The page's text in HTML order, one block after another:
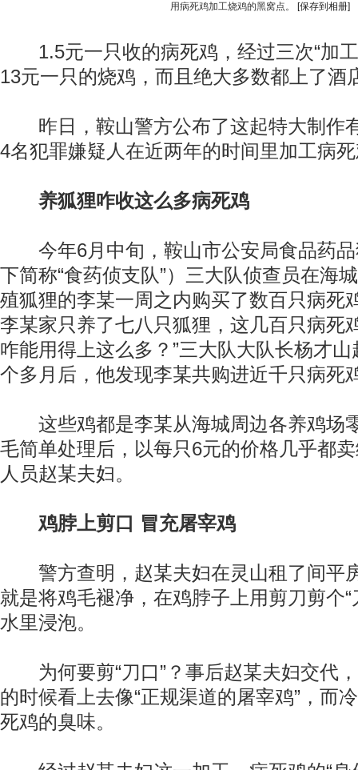
用病死鸡加工烧鸡的黑窝点。 [保存到相册]
1.5元一只收的病死鸡，经过三次“加工
13元一只的烧鸡，而且绝大多数都上了酒
昨日，鞍山警方公布了这起特大制作
4名犯罪嫌疑人在近两年的时间里加工病
养狐狸咋收这么多病死鸡
今年6月中旬，鞍山市公安局食品药品
下简称“食药侦支队”）三大队侦查员在海
殖狐狸的李某一周之内购买了数百只病死
李某家只养了七八只狐狸，这几百只病死
咋能用得上这么多？”三大队大队长杨才
个多月后，他发现李某共购进近千只病死
这些鸡都是李某从海城周边各养鸡场
毛简单处理后，以每只6元的价格几乎都
人员赵某夫妇。
鸡脖上剪口 冒充屠宰鸡
警方查明，赵某夫妇在灵山租了间平
就是将鸡毛褪净，在鸡脖子上用剪刀剪个“
水里浸泡。
为何要剪“刀口”？事后赵某夫妇交代
的时候看上去像“正规渠道的屠宰鸡”，而
死鸡的臭味。